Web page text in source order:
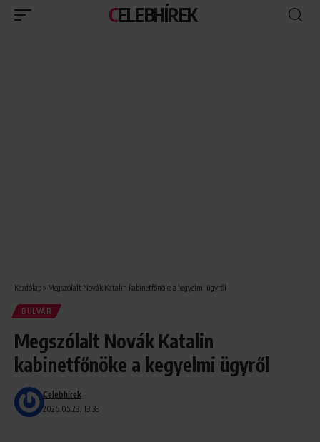
CELEBHÍREK
Kezdőlap» Megszólalt Novák Katalin kabinetfőnöke a kegyelmi ügyről
BULVÁR
Megszólalt Novák Katalin
kabinetfőnöke a kegyelmi ügyről
2026.05.23. 13:33
Celebhírek